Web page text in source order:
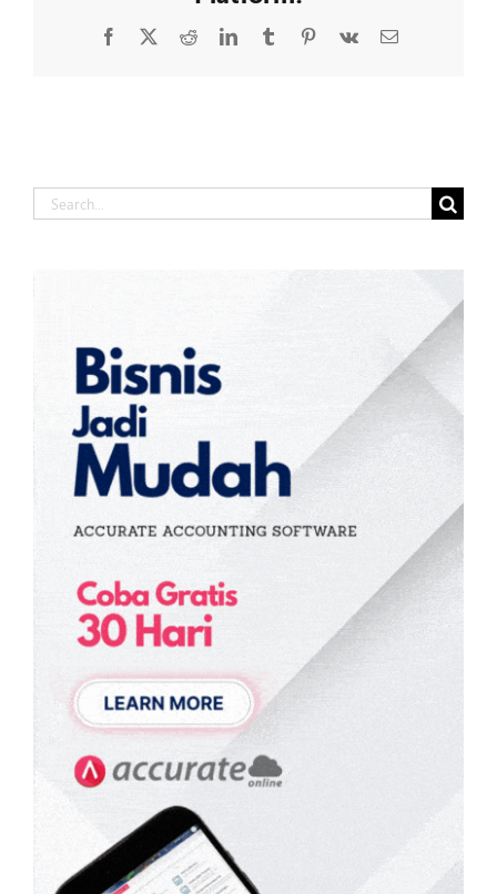
Facebook
X RedditLinkedInTumblrPinterest
Vk Email
Search
for: